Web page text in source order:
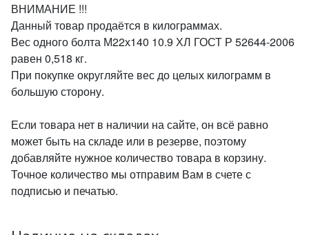
ВНИМАНИЕ !!!
Данный товар продаётся в килограммах.
Вес одного болта М22х140 10.9 ХЛ ГОСТ Р 52644-2006
равен 0,518 кг.
При покупке округляйте вес до целых килограмм в
большую сторону.
Если товара нет в наличии на сайте, он всё равно
может быть на складе или в резерве, поэтому
добавляйте нужное количество товара в корзину.
Точное количество мы отправим Вам в счете с
подписью и печатью.